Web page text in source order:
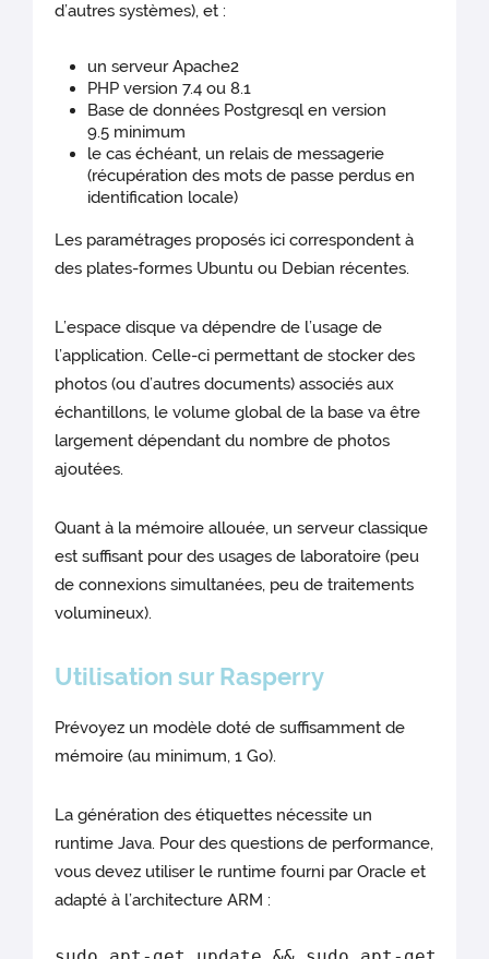
d’autres systèmes), et :
un serveur Apache2
PHP version 7.4 ou 8.1
Base de données Postgresql en version
9.5 minimum
le cas échéant, un relais de messagerie
(récupération des mots de passe perdus en
identification locale)
Les paramétrages proposés ici correspondent à
des plates-formes Ubuntu ou Debian récentes.
L’espace disque va dépendre de l’usage de
l’application. Celle-ci permettant de stocker des
photos (ou d’autres documents) associés aux
échantillons, le volume global de la base va être
largement dépendant du nombre de photos
ajoutées.
Quant à la mémoire allouée, un serveur classique
est suffisant pour des usages de laboratoire (peu
de connexions simultanées, peu de traitements
volumineux).
Utilisation sur Rasperry
Prévoyez un modèle doté de suffisamment de
mémoire (au minimum, 1 Go).
La génération des étiquettes nécessite un
runtime Java. Pour des questions de performance,
vous devez utiliser le runtime fourni par Oracle et
adapté à l’architecture ARM :